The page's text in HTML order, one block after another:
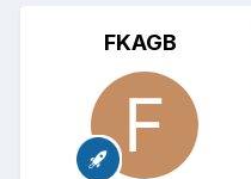
FKAGB